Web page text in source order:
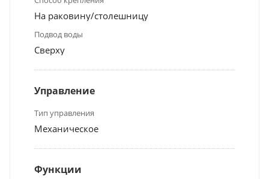
На раковину/столешницу
Подвод воды
Сверху
Управление
Тип управления
Механическое
Функции